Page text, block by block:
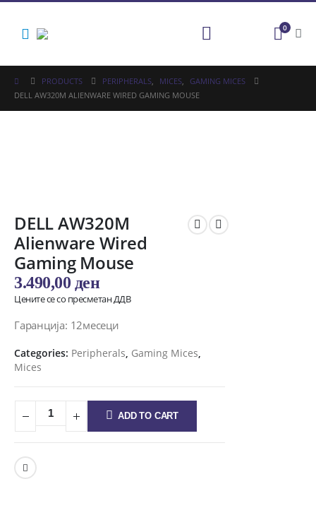
0
PRODUCTS PERIPHERALS, MICES,
GAMING MICES
DELL AW320M ALIENWARE WIRED GAMING MOUSE
DELL AW320M
Alienware Wired
Gaming Mouse
3.490,00 ден
Цените се со пресметан ДДВ
Гаранција: 12месеци
Categories: Peripherals, Gaming Mices,
Mices
ADD TO CART